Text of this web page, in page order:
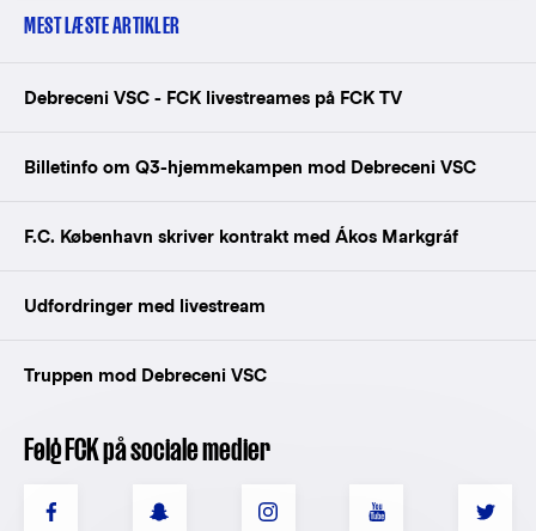
MEST LÆSTE ARTIKLER
Debreceni VSC - FCK livestreames på FCK TV
Billetinfo om Q3-hjemmekampen mod Debreceni VSC
F.C. København skriver kontrakt med Ákos Markgráf
Udfordringer med livestream
Truppen mod Debreceni VSC
Følg FCK på sociale medier